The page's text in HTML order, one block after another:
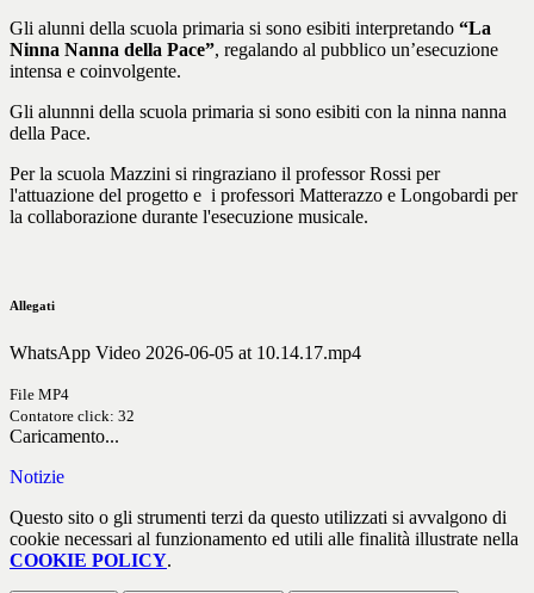
Gli alunni della scuola primaria si sono esibiti interpretando “La
Ninna Nanna della Pace”, regalando al pubblico un’esecuzione
intensa e coinvolgente.
Gli alunnni della scuola primaria si sono esibiti con la ninna nanna
della Pace.
Per la scuola Mazzini si ringraziano il professor Rossi per
l'attuazione del progetto e i professori Matterazzo e Longobardi per
la collaborazione durante l'esecuzione musicale.
Allegati
WhatsApp Video 2026-06-05 at 10.14.17.mp4
File MP4
Contatore click: 32
Caricamento...
Notizie
Questo sito o gli strumenti terzi da questo utilizzati si avvalgono di
cookie necessari al funzionamento ed utili alle finalità illustrate nella
COOKIE POLICY.